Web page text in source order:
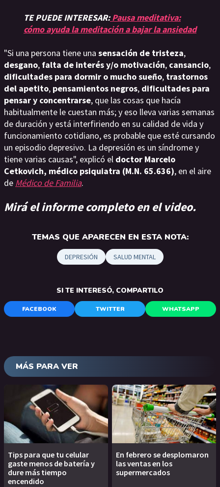
TE PUEDE INTERESAR:Pausa meditativa:
cómo ayuda la meditación a bajar la ansiedad
"Si una persona tiene una sensación de tristeza,
desgano, falta de interés y/o motivación, cansancio,
dificultades para dormir o mucho sueño, trastornos
del apetito, pensamientos negros, dificultades para
pensar y concentrarse, que las cosas que hacía
habitualmente le cuestan más; y eso lleva varias semanas
de duración y está interfiriendo en su calidad de vida y
funcionamiento cotidiano, es probable que esté cursando
un episodio depresivo. La depresión es un síndrome y
tiene varias causas", explicó el doctor Marcelo
Cetkovich, médico psiquiatra (M.N. 65.636), en el aire
de Médico de Familia.
Mirá el informe completo en el video.
TEMAS QUE APARECEN EN ESTA NOTA:
DEPRESIÓN SALUD MENTAL
SI TE INTERESÓ, COMPARTILO
FACEBOOK TWITTER WHATSAPP
MÁS PARA VER
Tips para que tu celular
gaste menos de batería y
dure más tiempo
encendido
En febrero se desplomaron
las ventas en los
supermercados